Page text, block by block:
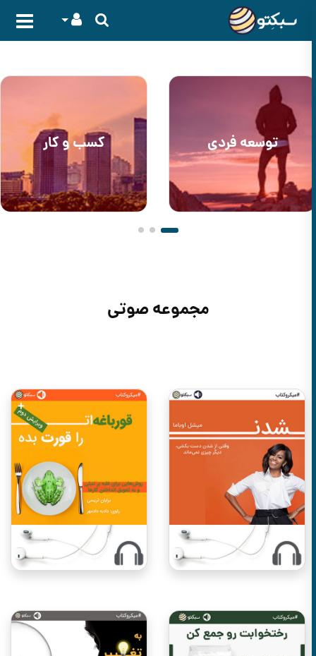
توسعه فردی کسب و کار
مجموعه صوتی